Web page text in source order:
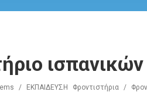
/ ΕΚΠΑΙΔΕΥΣΗ Φροντιστήρια /